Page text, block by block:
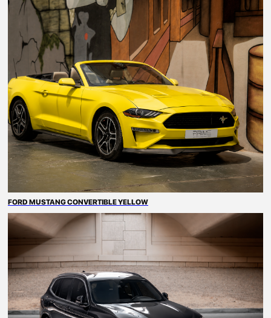
FORD MUSTANG CONVERTIBLE YELLOW